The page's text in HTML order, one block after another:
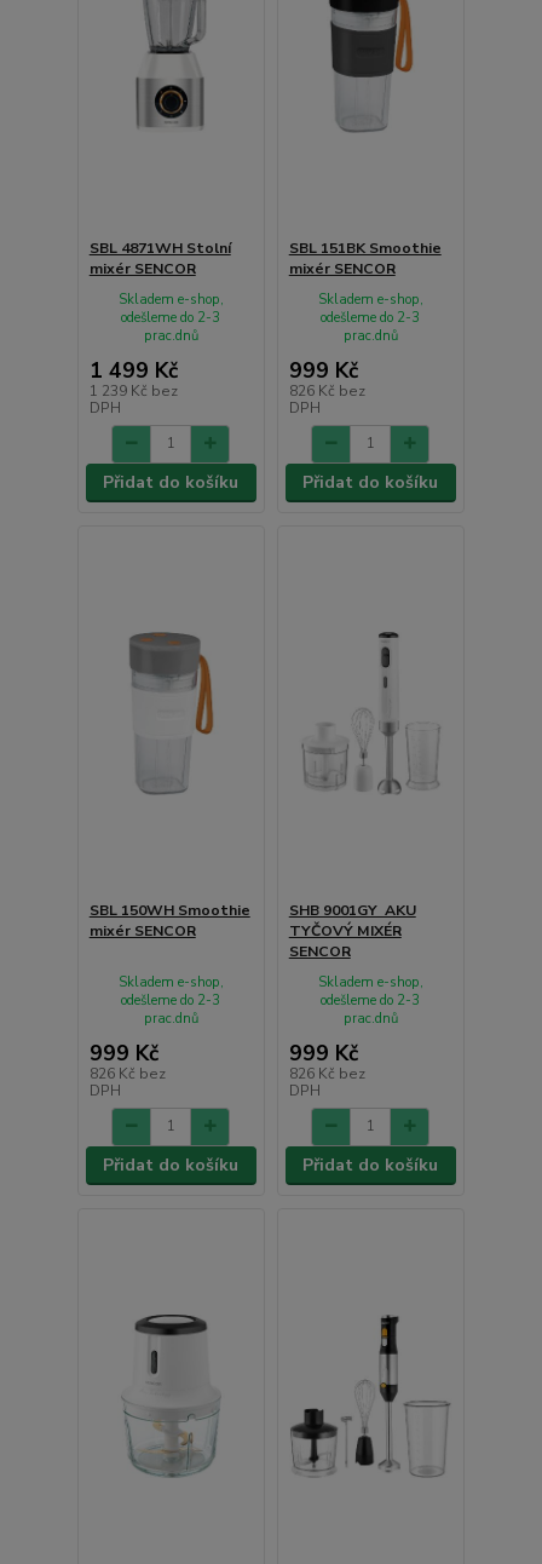
SBL 4871WH Stolní
mixér SENCOR
1 499 Kč
1 239 Kč bez
DPH
Skladem e-shop,
odešleme do 2-3
prac.dnů
Přidat do košíku
SBL 151BK Smoothie
mixér SENCOR
999 Kč
826 Kč bez
DPH
Skladem e-shop,
odešleme do 2-3
prac.dnů
Přidat do košíku
SBL 150WH Smoothie
mixér SENCOR
999 Kč
826 Kč bez
DPH
Skladem e-shop,
odešleme do 2-3
prac.dnů
Přidat do košíku
SHB 9001GY AKU
TYČOVÝ MIXÉR
SENCOR
999 Kč
826 Kč bez
DPH
Skladem e-shop,
odešleme do 2-3
prac.dnů
Přidat do košíku